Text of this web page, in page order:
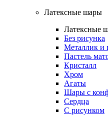
Латексные шары
Латексные
Без рисунка
Металлик и
Пастель
Кристалл
Хром
Агаты
Шары с
Сердца
С рисунком